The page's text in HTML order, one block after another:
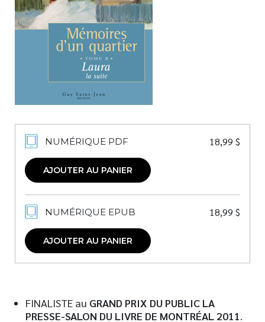
Numérique
Livres audio
Meilleurs vendeurs
Page vedette
CONTACT
NUMÉRIQUE PDF 18,99 $
AJOUTER AU PANIER
NUMÉRIQUE EPUB 18,99 $
AJOUTER AU PANIER
FINALISTE au GRAND PRIX DU PUBLIC LA
PRESSE-SALON DU LIVRE DE MONTRÉAL 2011.